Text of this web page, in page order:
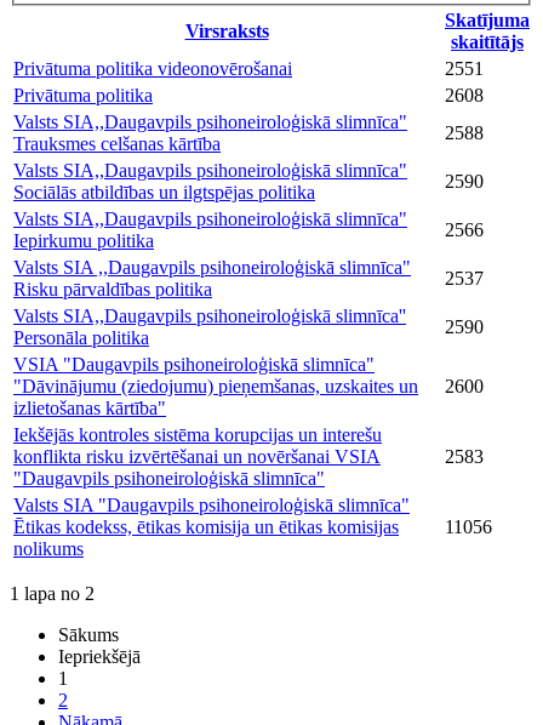
Virsraksts
Skatījuma
skaitītājs
Privātuma politika videonovērošanai
2551
Privātuma politika
2608
Valsts SIA,,Daugavpils psihoneiroloģiskā slimnīca"
Trauksmes celšanas kārtība
2588
Valsts SIA,,Daugavpils psihoneiroloģiskā slimnīca"
Sociālās atbildības un ilgtspējas politika
2590
Valsts SIA,,Daugavpils psihoneiroloģiskā slimnīca"
Iepirkumu politika
2566
Valsts SIA ,,Daugavpils psihoneiroloģiskā slimnīca"
Risku pārvaldības politika
2537
Valsts SIA,,Daugavpils psihoneiroloģiskā slimnīca''
Personāla politika
2590
VSIA "Daugavpils psihoneiroloģiskā slimnīca"
"Dāvinājumu (ziedojumu) pieņemšanas, uzskaites un
izlietošanas kārtība"
2600
Iekšējās kontroles sistēma korupcijas un interešu
konflikta risku izvērtēšanai un novēršanai VSIA
"Daugavpils psihoneiroloģiskā slimnīca"
2583
Valsts SIA "Daugavpils psihoneiroloģiskā slimnīca"
Ētikas kodekss, ētikas komisija un ētikas komisijas
nolikums
11056
1 lapa no 2
Sākums
Iepriekšējā
1
2